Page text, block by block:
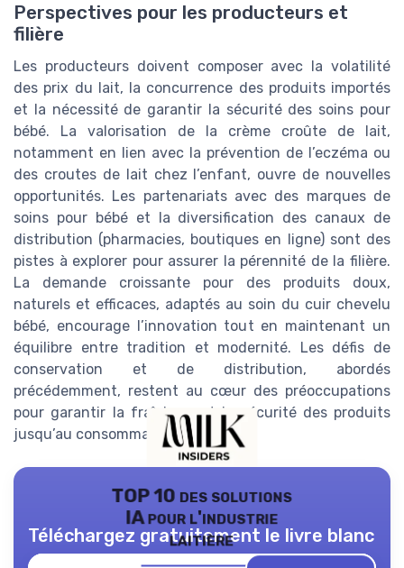
Perspectives pour les producteurs et
filière
Les producteurs doivent composer avec la volatilité
des prix du lait, la concurrence des produits importés
et la nécessité de garantir la sécurité des soins pour
bébé. La valorisation de la crème croûte de lait,
notamment en lien avec la prévention de l’eczéma ou
des croutes de lait chez l’enfant, ouvre de nouvelles
opportunités. Les partenariats avec des marques de
soins pour bébé et la diversification des canaux de
distribution (pharmacies, boutiques en ligne) sont des
pistes à explorer pour assurer la pérennité de la filière.
La demande croissante pour des produits doux,
naturels et efficaces, adaptés au soin du cuir chevelu
bébé, encourage l’innovation tout en maintenant un
équilibre entre tradition et modernité. Les défis de
conservation et de distribution, abordés
précédemment, restent au cœur des préoccupations
pour garantir la fraîcheur et la sécurité des produits
jusqu’au consommateur final.
TOP 10 des solutions
IA pour l'industrie
laitière
Téléchargez gratuitement le livre blanc